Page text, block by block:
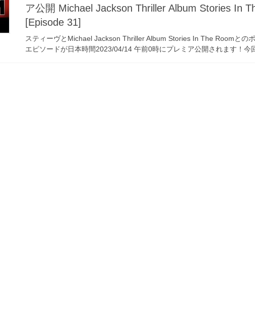
ア公開 Michael Jackson Thriller Album Stories In
[Episode 31]
スティーヴとMichael Jackson Thriller Album Stories In The Roomとの
エピソードが日本時間2023/04/14 午前0時にプレミア公開されます！